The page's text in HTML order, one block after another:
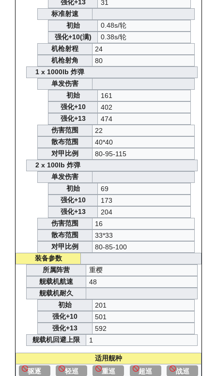
强化+13
31
标准射速
初始
0.48s/轮
强化+10(满)
0.38s/轮
机枪射程
24
机枪射角
80
1 x 1000lb 炸弹
单发伤害
初始
161
强化+10
402
强化+13
474
伤害范围
22
散布范围
40*40
对甲比例
80-95-115
2 x 100lb 炸弹
单发伤害
初始
69
强化+10
173
强化+13
204
伤害范围
16
散布范围
33*33
对甲比例
80-85-100
装备参数
所属阵营
重樱
舰载机航速
48
舰载机耐久
初始
201
强化+10
501
强化+13
592
舰载机回避上限
1
适用舰种
驱逐
轻巡 重巡 超巡 战巡